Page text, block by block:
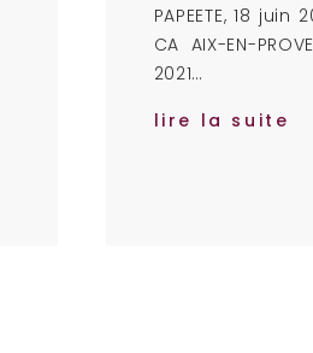
PAPEETE, 18
CA AIX-EN-
2021…
lire la suite